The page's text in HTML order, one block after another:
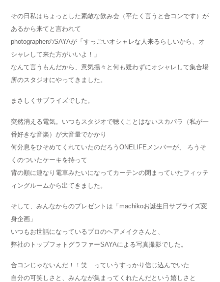
その日私はちょっとした素敵な飲み会（平たく言うと合コンです）が
あるから来てと言われて
photographerのSAYAが「すっごいオシャレな人来るらしいから、オ
シャレして来た方がいいよ！」
なんて言うもんだから、意気揚々と何も疑わずにオシャレして集合場
所のスタジオにやってきました。
まさしくサプライズでした。
突然消える電気。いつもスタジオで聴くことはないスカパラ（私が一
番好きな音楽）が大音量でかかり
何分息をひそめてくれていたのだろうONELIFEメンバーが、 ろうそ
くのついたケーキを持って
背の順に連なり電車みたいになってカーテンの閉まっていたフィッテ
ィングルームから出てきました。
そして、みんなからのプレゼントは「machikoお誕生日サプライズ変
身企画」
いつもお世話になっているプロのヘアメイクさんと、
弊社のトップフォトグラファーSAYAによる写真撮影でした。
合コンじゃないんだ！！笑 っていうすっかり信じ込んでいた
自分の可笑しさと、みんなが集まってくれたんだという嬉しさと